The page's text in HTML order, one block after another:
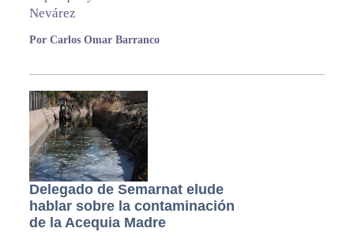
Nevárez
Por Carlos Omar Barranco
Delegado de Semarnat elude
hablar sobre la contaminación
de la Acequia Madre